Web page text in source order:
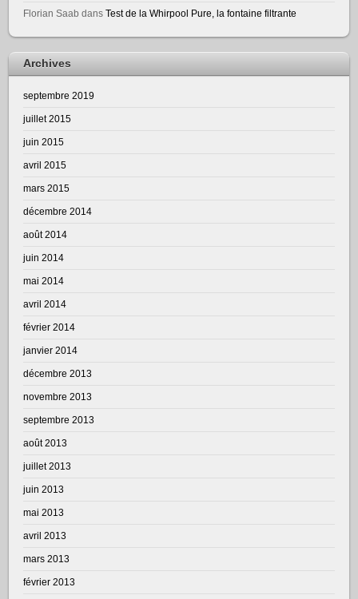
Florian Saab dansTest de la Whirpool Pure, la fontaine filtrante
Archives
septembre 2019
juillet 2015
juin 2015
avril 2015
mars 2015
décembre 2014
août 2014
juin 2014
mai 2014
avril 2014
février 2014
janvier 2014
décembre 2013
novembre 2013
septembre 2013
août 2013
juillet 2013
juin 2013
mai 2013
avril 2013
mars 2013
février 2013